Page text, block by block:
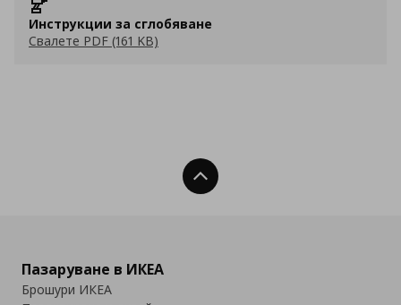
Инструкции за сглобяване
Свалете PDF (161 KB)
Нагоре
Пазаруване в ИКЕА
Брошури ИКЕА